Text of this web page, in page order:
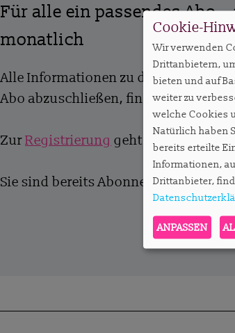
Für alle ein passendes Abo –
monatlich
Alle Informationen zu den Abos und
Abo abzuschließen, finden Siehier.
ZurRegistrierung geht es hier entlang.
Sie sind bereits Abonnent?Hier
Cookie-
Wir verwenden
Drittanbietern,
bieten und auf
weiter zu
welche Cookies
Natürlich haben
bereits erteilte
Informationen,
Drittanbieter,
ANPASSEN